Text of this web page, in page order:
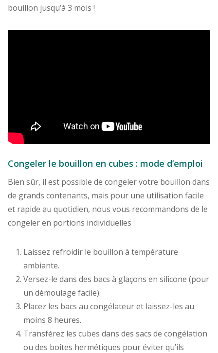
bouillon jusqu’à 3 mois !
Congeler le bouillon en cubes : mode d’emploi
Bien sûr, il est possible de congeler votre bouillon dans
de grands contenants, mais pour une utilisation facile
et rapide au quotidien, nous vous recommandons de le
congeler en portions individuelles :
Laissez refroidir le bouillon à température
ambiante.
Versez-le dans des bacs à glaçons en silicone (pour
un démoulage facile).
Placez les bacs au congélateur et laissez-les au
moins 8 heures.
Transférez les cubes dans des sacs de congélation
ou des boîtes hermétiques pour éviter qu’ils